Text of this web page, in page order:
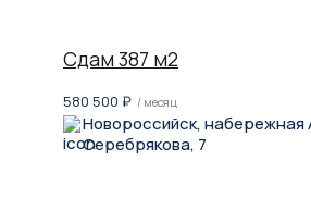
Сдам 387 м2
580 500 ₽ / месяц
Новороссийск,
Серебрякова, 7